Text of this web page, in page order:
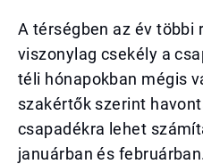
A térségben az év többi
viszonylag csekély a
téli hónapokban mégis
szakértők szerint
csapadékra lehet
januárban és